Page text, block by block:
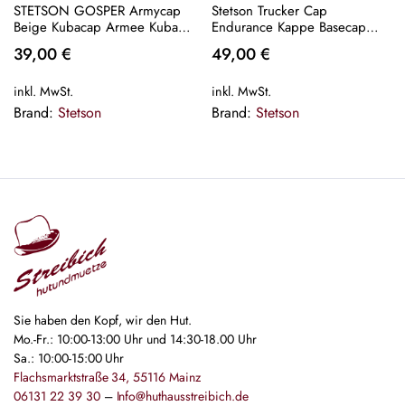
STETSON GOSPER Armycap
Beige Kubacap Armee Kuba
Cap Mütze Fullcap Basecap
NEU
39,00€
inkl. MwSt.
Brand: Stetson
Stetson Trucker Cap
Endurance Kappe Basecap
Mütze Baseballcap 7761119
Neu
49,00€
inkl. MwSt.
Brand: Stetson
Sie haben den Kopf, wir den Hut.
Mo.-Fr.: 10:00-13:00 Uhr und 14:30-18.00 Uhr
Sa.: 10:00-15:00 Uhr
Flachsmarktstraße 34, 55116 Mainz
06131 22 39 30– Info@huthausstreibich.de